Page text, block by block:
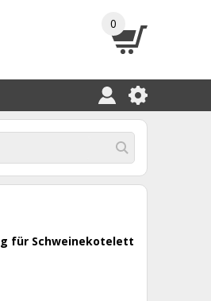
0
für Schweinekotelett